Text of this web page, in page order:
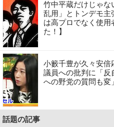
竹中平蔵だけじゃな
乱用」とトンデモ主
は高プロでなく使用
た！】
小籔千豊が久々安倍
議員への批判に「反
への野党の質問も変
話題の記事